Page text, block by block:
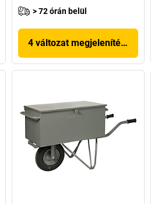
> 72 órán belül
4 változat megjelenítése